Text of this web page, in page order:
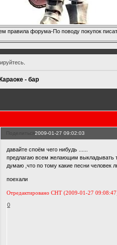
правила форума-По поводу покупок
.
Караоке - бар
Поделиться2009-01-27 09:02:03
давайте споём чего нибудь ......
предлагаю всем желающим выкладывать
думаю ,что по тому какие песни человек
поехали
Отредактировано CHT (2009-01-27
0